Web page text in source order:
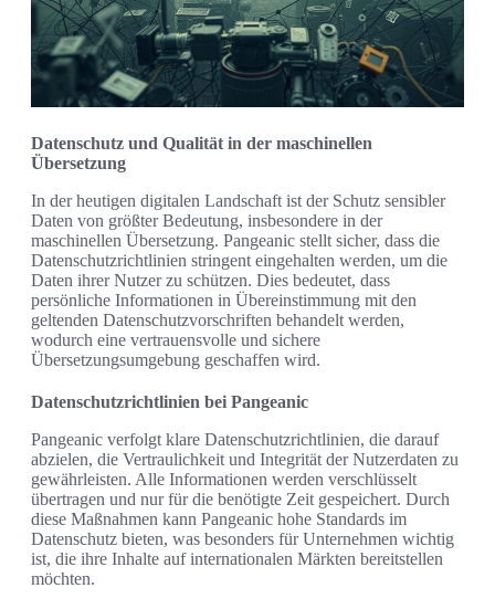
Datenschutz und Qualität in der maschinellen
Übersetzung
In der heutigen digitalen Landschaft ist der Schutz sensibler
Daten von größter Bedeutung, insbesondere in der
maschinellen Übersetzung. Pangeanic stellt sicher, dass die
Datenschutzrichtlinien stringent eingehalten werden, um die
Daten ihrer Nutzer zu schützen. Dies bedeutet, dass
persönliche Informationen in Übereinstimmung mit den
geltenden Datenschutzvorschriften behandelt werden,
wodurch eine vertrauensvolle und sichere
Übersetzungsumgebung geschaffen wird.
Datenschutzrichtlinien bei Pangeanic
Pangeanic verfolgt klare Datenschutzrichtlinien, die darauf
abzielen, die Vertraulichkeit und Integrität der Nutzerdaten zu
gewährleisten. Alle Informationen werden verschlüsselt
übertragen und nur für die benötigte Zeit gespeichert. Durch
diese Maßnahmen kann Pangeanic hohe Standards im
Datenschutz bieten, was besonders für Unternehmen wichtig
ist, die ihre Inhalte auf internationalen Märkten bereitstellen
möchten.